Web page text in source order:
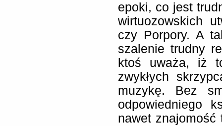
epoki, co jest
wirtuozowskich
czy Porpory. A
szalenie trudny
ktoś uważa, iż
zwykłych
muzykę. Bez
odpowiedniego
nawet znajomość